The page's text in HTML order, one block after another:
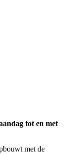
tot en met
met de